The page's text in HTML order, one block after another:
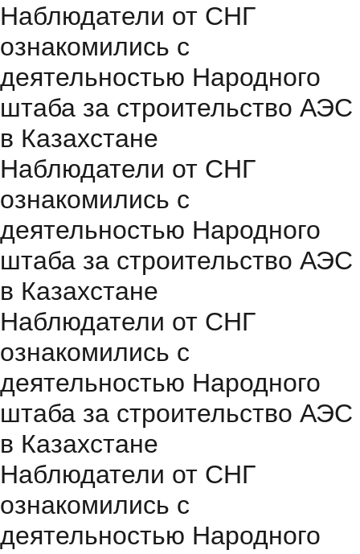
Наблюдатели от СНГ
ознакомились с
деятельностью Народного
штаба за строительство АЭС
в Казахстане
Наблюдатели от СНГ
ознакомились с
деятельностью Народного
штаба за строительство АЭС
в Казахстане
Наблюдатели от СНГ
ознакомились с
деятельностью Народного
штаба за строительство АЭС
в Казахстане
Наблюдатели от СНГ
ознакомились с
деятельностью Народного